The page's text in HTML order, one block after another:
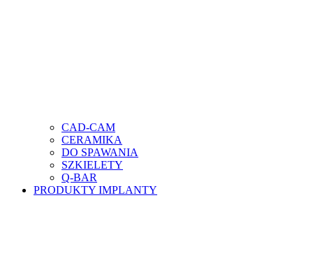
CAD-CAM
CERAMIKA
DO SPAWANIA
SZKIELETY
Q-BAR
PRODUKTY IMPLANTY